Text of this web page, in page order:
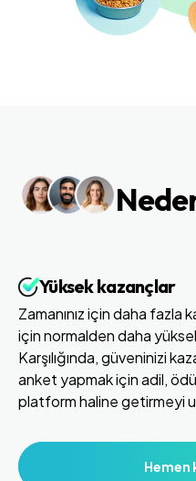
Yüksek kazançlar
Zamanınız için daha fazla
için normalden daha
Karşılığında, güveninizi
anket yapmak için adil,
platform haline getirmeyi
Hemen